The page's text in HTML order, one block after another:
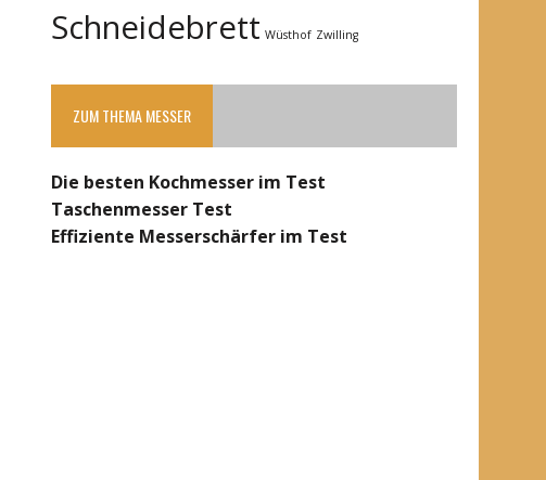
Schneidebrett Wüsthof Zwilling
ZUM THEMA MESSER
Die besten Kochmesser im Test
Taschenmesser Test
Effiziente Messerschärfer im Test